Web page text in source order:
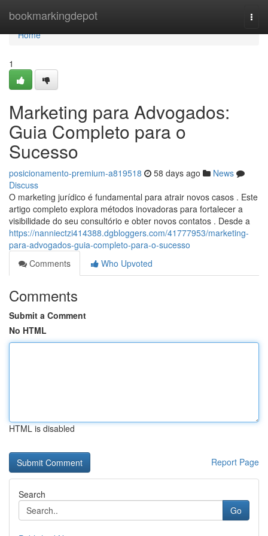
bookmarkingdepot
Home
Home
1
Marketing para Advogados:
Guia Completo para o
Sucesso
posicionamento-premium-a819518 58 days ago
News
Discuss
O marketing jurídico é fundamental para atrair novos casos . Este
artigo completo explora métodos inovadoras para fortalecer a
visibilidade do seu consultório e obter novos contatos . Desde a
https://nanniectzi414388.dgbloggers.com/41777953/marketing-
para-advogados-guia-completo-para-o-sucesso
Comments
Who Upvoted
Comments
Submit a Comment
No HTML
HTML is disabled
Report Page
Search
Go